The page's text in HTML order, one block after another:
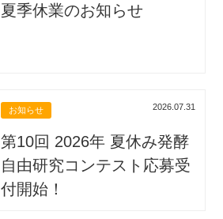
夏季休業のお知らせ
お知らせ 2026.07.31
第10回 2026年 夏休み発酵
自由研究コンテスト応募受
付開始！